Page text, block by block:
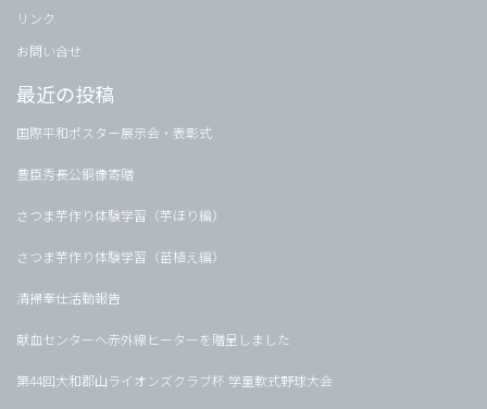
リンク
お問い合せ
最近の投稿
国際平和ポスター展示会・表彰式
豊臣秀長公銅像寄贈
さつま芋作り体験学習（芋ほり編）
さつま芋作り体験学習（苗植え編）
清掃奉仕活動報告
献血センターへ赤外線ヒーターを贈呈しました
第44回大和郡山ライオンズクラブ杯 学童軟式野球大会